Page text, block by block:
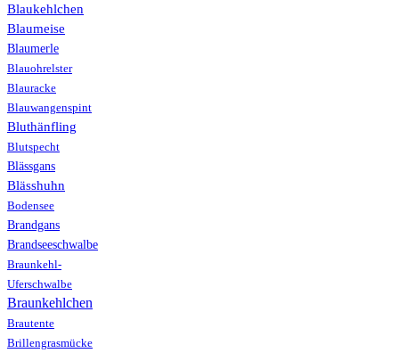
Blaukehlchen
Blaumeise
Blaumerle
Blauohrelster
Blauracke
Blauwangenspint
Bluthänfling
Blutspecht
Blässgans
Blässhuhn
Bodensee
Brandgans
Brandseeschwalbe
Braunkehl-
Uferschwalbe
Braunkehlchen
Brautente
Brillengrasmücke